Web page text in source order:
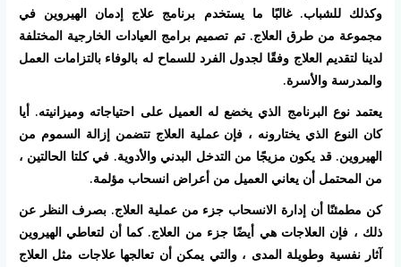
وكذلك للشباب. غالبًا ما يستخدم برنامج علاج إدمان الهيروين في
مجموعة من طرق العلاج. تم تصميم برامج العيادات الخارجية المختلفة
لدينا لتقديم العلاج وفقًا لجدول الفرد للسماح له بالوفاء بالتزامات العمل
والمدرسة والأسرة.
يعتمد نوع البرنامج الذي يخضع له العميل على احتياجاته وميزانيته. أيا
كان النوع الذي يختارونه ، فإن عملية العلاج تتضمن إزالة السموم من
الهيروين. قد يكون مزيجًا من التدخل البدني والأدوية. في كلتا الحالتين ،
من المحتمل أن يعاني العميل من أعراض انسحاب مؤلمة.
كن مطمئنًا أن إدارة الانسحاب جزء من عملية العلاج. بصرف النظر عن
ذلك ، فإن العلاجات هي أيضًا جزء من العلاج. كما أن لتعاطي الهيروين
آثار نفسية وطويلة المدى ، والتي يمكن أن تعالجها علاجات مثل العلاج